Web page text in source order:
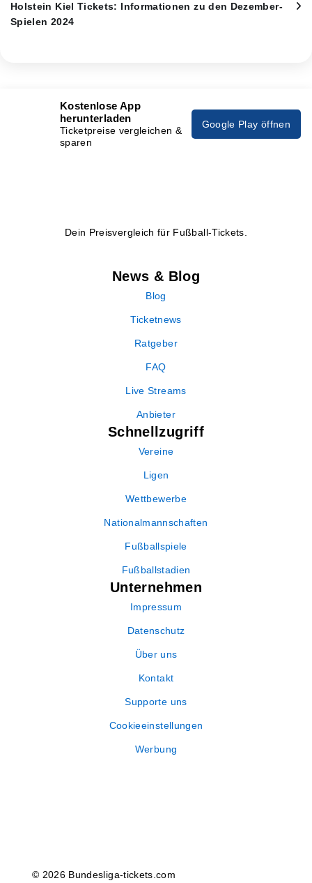
Holstein Kiel Tickets: Informationen zu den Dezember-
Spielen 2024
Kostenlose App
herunterladen
Ticketpreise vergleichen &
sparen
Google Play öffnen
Dein Preisvergleich für Fußball-Tickets.
News & Blog
Blog
Ticketnews
Ratgeber
FAQ
Live Streams
Anbieter
Schnellzugriff
Vereine
Ligen
Wettbewerbe
Nationalmannschaften
Fußballspiele
Fußballstadien
Unternehmen
Impressum
Datenschutz
Über uns
Kontakt
Supporte uns
Cookieeinstellungen
Werbung
© 2026 Bundesliga-tickets.com